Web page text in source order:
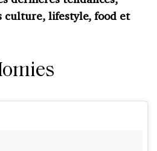
culture, lifestyle, food et